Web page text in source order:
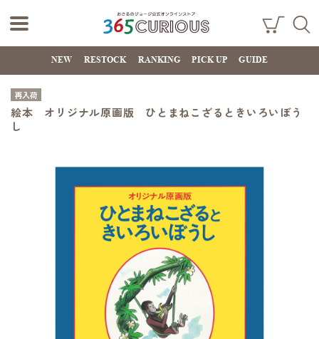
おさるのジョー
ジ公式オンライ
365CURIOUS
ング
カー
NEW RESTOCK RANKING PICK UP GUIDE
再入荷
絵本 オリジナル原画版 ひとまねこざるときいろいぼう
し